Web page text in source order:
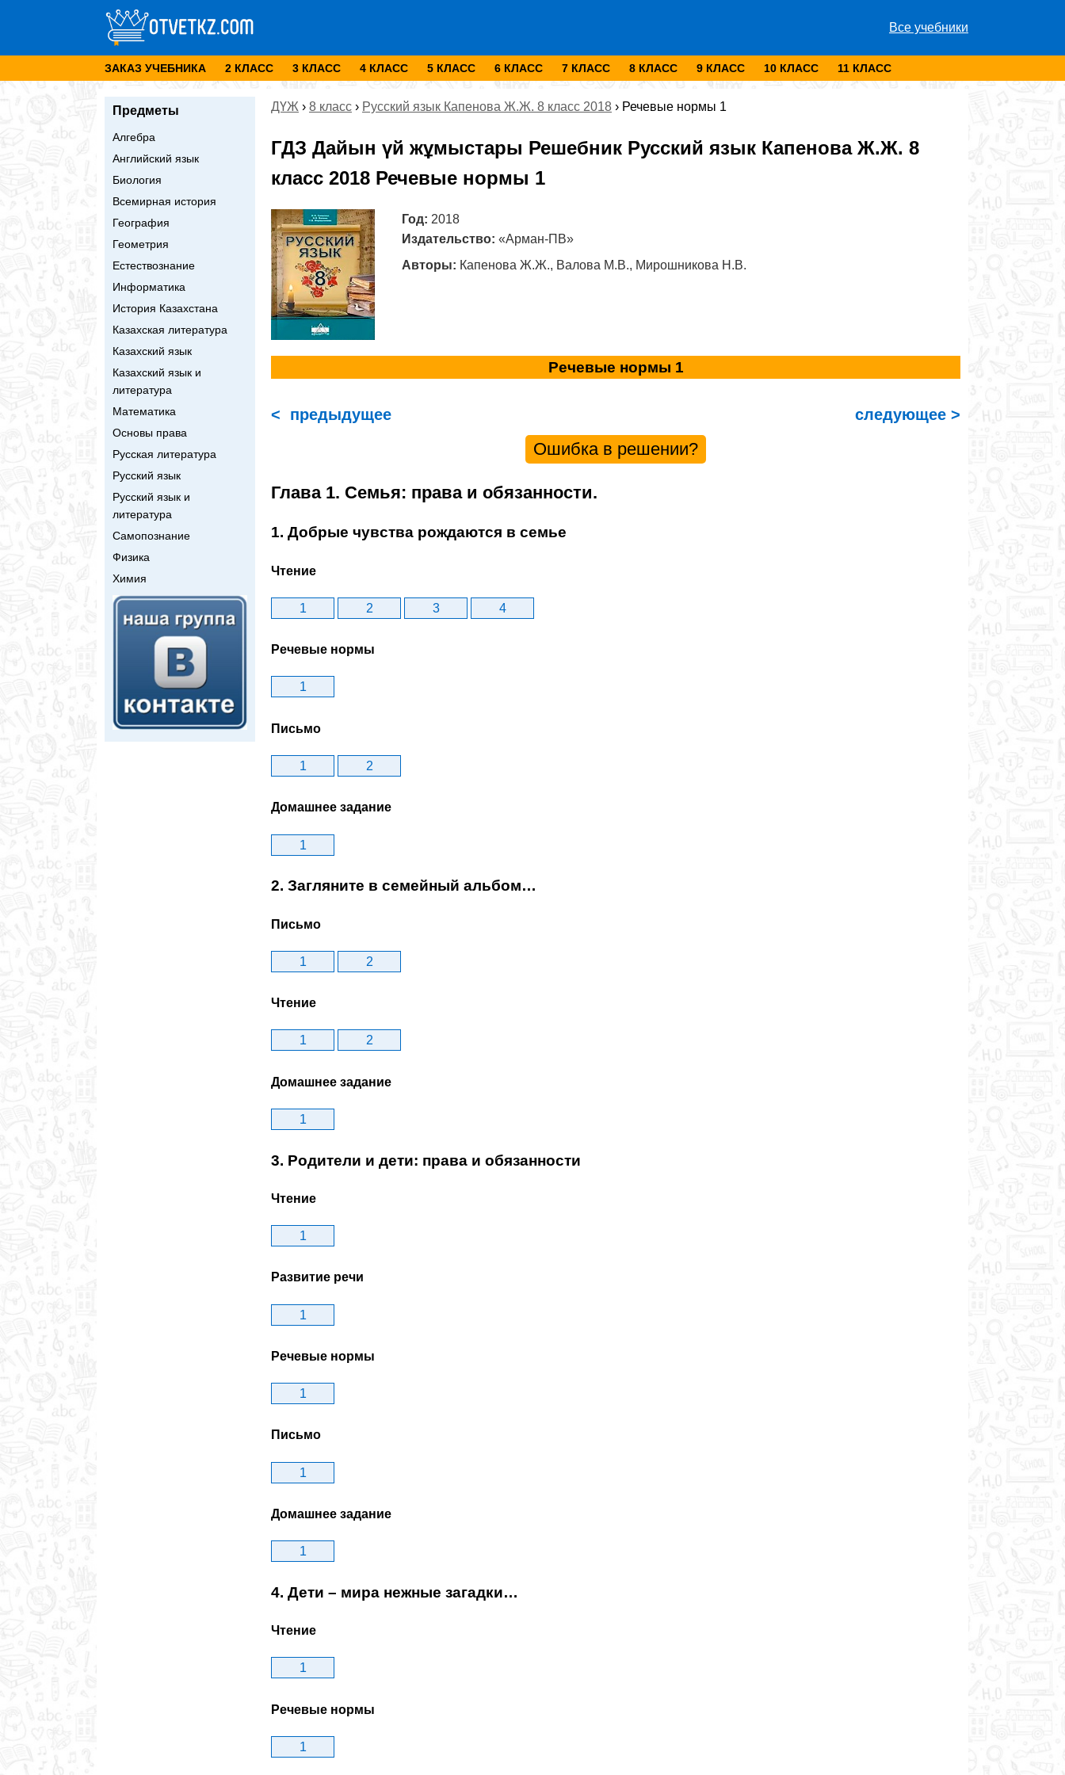
Все учебники
ЗАКАЗ УЧЕБНИКА 2 КЛАСС 3 КЛАСС 4 КЛАСС 5 КЛАСС 6 КЛАСС 7 КЛАСС 8 КЛАСС 9 КЛАСС 10 КЛАСС 11 КЛАСС
Предметы
Алгебра
Английский язык
Биология
Всемирная история
География
Геометрия
Естествознание
Информатика
История Казахстана
Казахская литература
Казахский язык
Казахский язык и
литература
Математика
Основы права
Русская литература
Русский язык
Русский язык и
литература
Самопознание
Физика
Химия
ДҮЖ › 8 класс › Русский язык Капенова Ж.Ж. 8 класс 2018 › Речевые нормы 1
ГДЗ Дайын үй жұмыстары Решебник Русский язык Капенова Ж.Ж. 8
класс 2018 Речевые нормы 1
Год: 2018
Издательство: «Арман-ПВ»
Авторы: Капенова Ж.Ж., Валова М.В., Мирошникова Н.В.
Речевые нормы 1
< предыдущее следующее >
Ошибка в решении?
Глава 1. Семья: права и обязанности.
1. Добрые чувства рождаются в семье
Чтение
1 2 3 4
Речевые нормы
1
Письмо
1 2
Домашнее задание
1
2. Загляните в семейный альбом…
Письмо
1 2
Чтение
1 2
Домашнее задание
1
3. Родители и дети: права и обязанности
Чтение
1
Развитие речи
1
Речевые нормы
1
Письмо
1
Домашнее задание
1
4. Дети – мира нежные загадки…
Чтение
1
Речевые нормы
1